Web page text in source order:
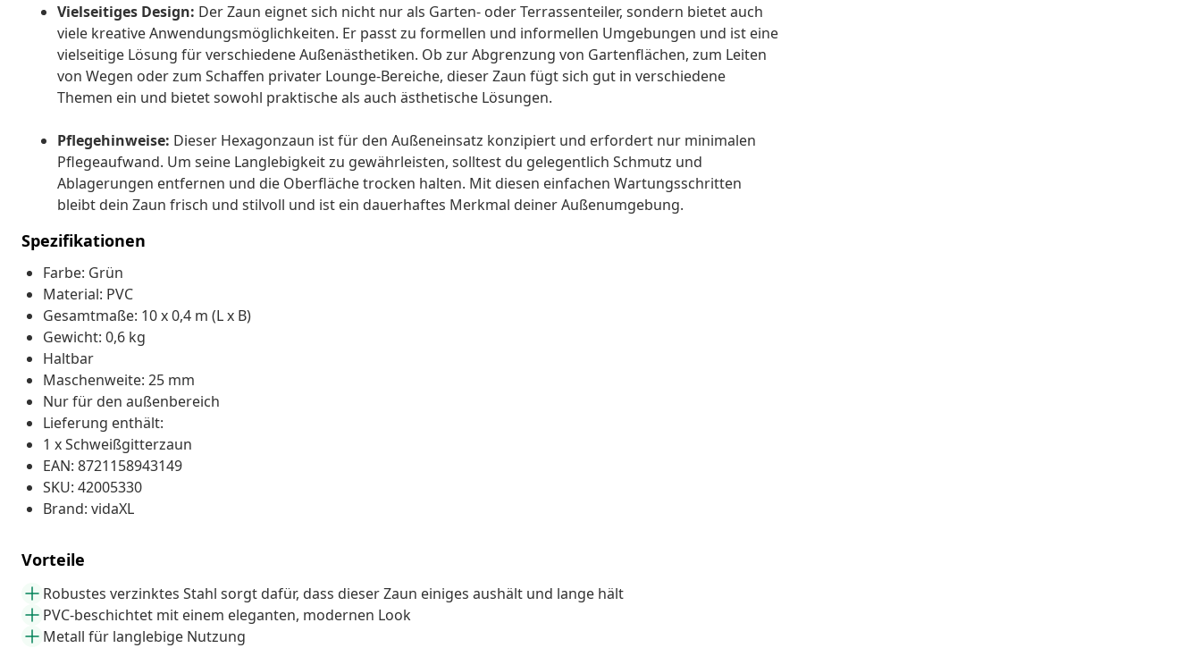
Vielseitiges Design: Der Zaun eignet sich nicht nur als Garten- oder Terrassenteiler, sondern bietet auch
viele kreative Anwendungsmöglichkeiten. Er passt zu formellen und informellen Umgebungen und ist eine
vielseitige Lösung für verschiedene Außenästhetiken. Ob zur Abgrenzung von Gartenflächen, zum Leiten
von Wegen oder zum Schaffen privater Lounge-Bereiche, dieser Zaun fügt sich gut in verschiedene
Themen ein und bietet sowohl praktische als auch ästhetische Lösungen.
Pflegehinweise: Dieser Hexagonzaun ist für den Außeneinsatz konzipiert und erfordert nur minimalen
Pflegeaufwand. Um seine Langlebigkeit zu gewährleisten, solltest du gelegentlich Schmutz und
Ablagerungen entfernen und die Oberfläche trocken halten. Mit diesen einfachen Wartungsschritten
bleibt dein Zaun frisch und stilvoll und ist ein dauerhaftes Merkmal deiner Außenumgebung.
Spezifikationen
Farbe: Grün
Material: PVC
Gesamtmaße: 10 x 0,4 m (L x B)
Gewicht: 0,6 kg
Haltbar
Maschenweite: 25 mm
Nur für den außenbereich
Lieferung enthält:
1 x Schweißgitterzaun
EAN: 8721158943149
SKU: 42005330
Brand: vidaXL
Vorteile
Robustes verzinktes Stahl sorgt dafür, dass dieser Zaun einiges aushält und lange hält
PVC-beschichtet mit einem eleganten, modernen Look
Metall für langlebige Nutzung